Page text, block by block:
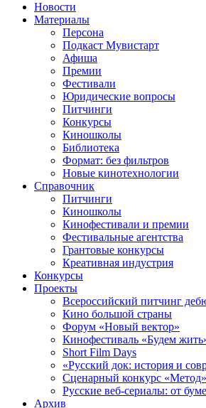
Новости
Материалы
Персона
Подкаст Мувистарт
Афиша
Премии
Фестивали
Юридические вопросы
Питчинги
Конкурсы
Киношколы
Библиотека
Формат: без фильтров
Новые кинотехнологии
Справочник
Питчинги
Киношколы
Кинофестивали и премии
Фестивальные агентства
Грантовые конкурсы
Креативная индустрия
Конкурсы
Проекты
Всероссийский питчинг
Кино большой страны
Форум «Новый вектор»
Кинофестиваль «Будем
Short Film Days
«Русский док: история и
Сценарный конкурс «Метод»
Русские веб-сериалы: от
Архив